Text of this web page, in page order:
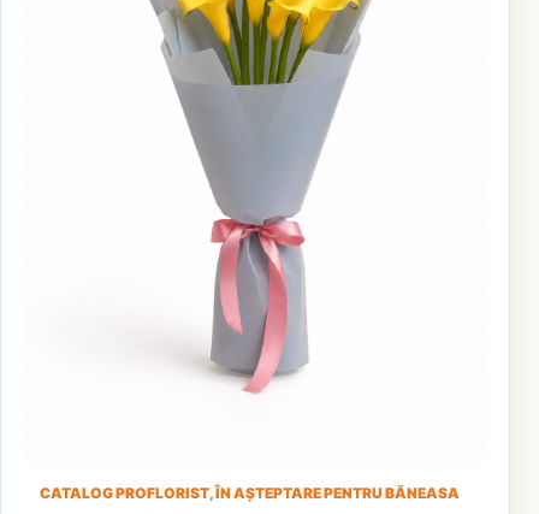
CATALOG PROFLORIST, ÎN AȘTEPTARE PENTRU BĂNEASA